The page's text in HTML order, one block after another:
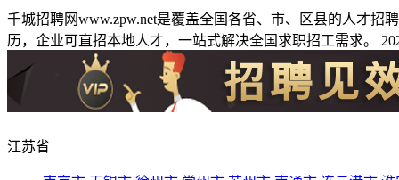
千城招聘网www.zpw.net是覆盖全国各省、市、区县的人才
历，企业可直招本地人才，一站式解决全国求职招工需求。
江苏省